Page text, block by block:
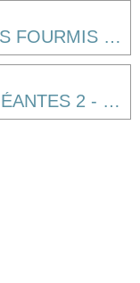
MINUSCULE - LA VALLÉE DES FOURMIS PERDUES de Thomas Szabo et Hélène Giraud, ou du meublage de bande annonce... [critique]
TEMPÊTE DE BOULETTES GÉANTES 2 - L'ÎLE DES MIAM-NIMAUX de Cody Cameron et Kris Pearn (c'est moi ou c'est imprononçable "miam-nimaux" ?) [critique]